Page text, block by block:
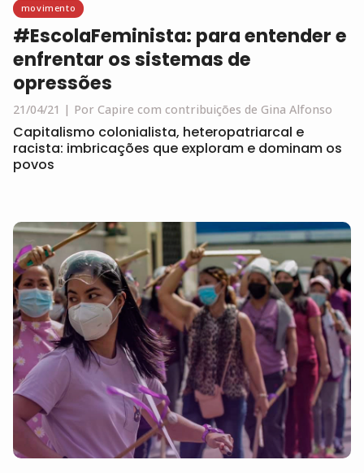
movimento
#EscolaFeminista: para entender e
enfrentar os sistemas de
opressões
21/04/21 Por Capire com contribuições de Gina Alfonso
Capitalismo colonialista, heteropatriarcal e
racista: imbricações que exploram e dominam os
povos